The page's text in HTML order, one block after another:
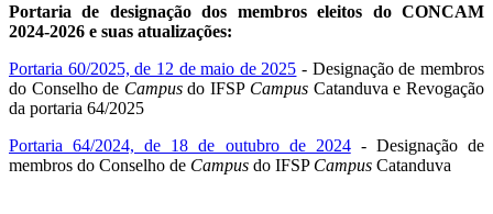
Portaria de designação dos membros eleitos do CONCAM
2024-2026 e suas atualizações:
Portaria 60/2025, de 12 de maio de 2025 - Designação de membros
do Conselho de Campusdo IFSP Campus Catanduva e Revogação
da portaria 64/2025
Portaria 64/2024, de 18 de outubro de 2024- Designação de
membros do Conselho de Campus do IFSP Campus Catanduva